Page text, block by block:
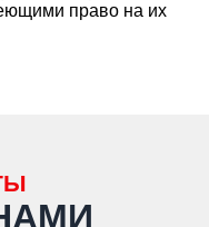
право на их